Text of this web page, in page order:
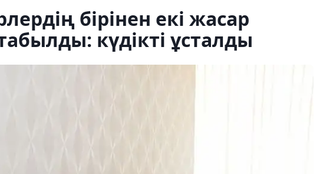
бірінен екі жасар
күдікті ұсталды